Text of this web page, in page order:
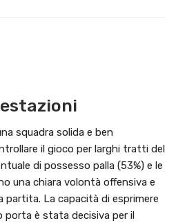
squadra solida e ben
il gioco per larghi tratti del
di possesso palla (53%) e le
una chiara volontà offensiva e
La capacità di esprimere
è stata decisiva per il